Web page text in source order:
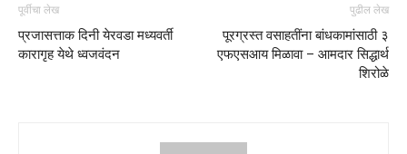
पूर्वीचा लेख
प्रजासत्ताक दिनी येरवडा मध्यवर्ती
कारागृह येथे ध्वजवंदन
पुढील लेख
पूरग्रस्त वसाहतींना बांधकामांसाठी ३
एफएसआय मिळावा – आमदार सिद्धार्थ
शिरोळे